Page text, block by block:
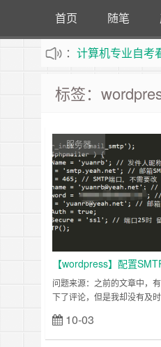
首页 随笔
： 计算机专业自考
标签：
服务器
【wordpress】配置
问题来源：之前的文章中，
下了评论，但是我却没有及时
所以没有显示出来。于是放
中配置评论发送邮件的功能
少，但是搜索引擎中靠前的
10-03